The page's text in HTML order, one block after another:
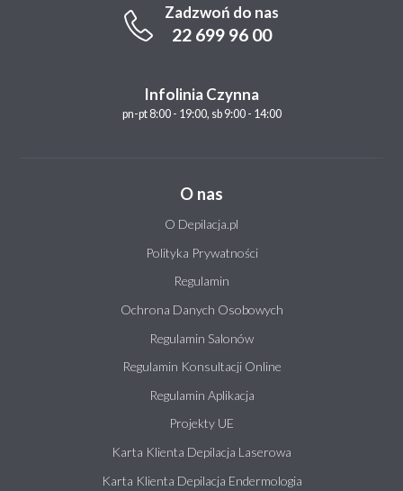
Zadzwoń do nas
22 699 96 00
Infolinia Czynna
pn-pt 8:00 - 19:00, sb 9:00 - 14:00
O nas
O Depilacja.pl
Polityka Prywatności
Regulamin
Ochrona Danych Osobowych
Regulamin Salonów
Regulamin Konsultacji Online
Regulamin Aplikacja
Projekty UE
Karta Klienta Depilacja Laserowa
Karta Klienta Depilacja Endermologia